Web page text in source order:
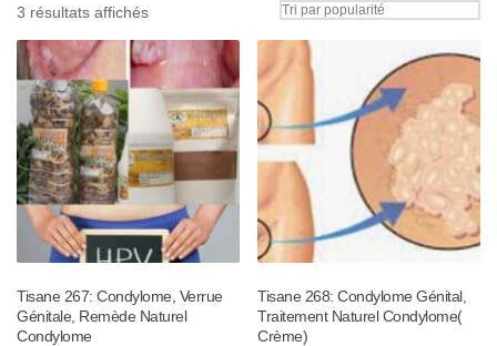
3 résultats affichésTrié
popularité
Tisane 267: Condylome, Verrue
Génitale, Remède Naturel
Condylome
Tisane 268: Condylome Génital,
Traitement Naturel Condylome(
Crème)